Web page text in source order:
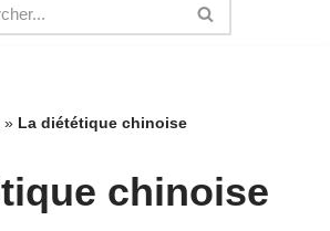
» La diététique chinoise
chinoise